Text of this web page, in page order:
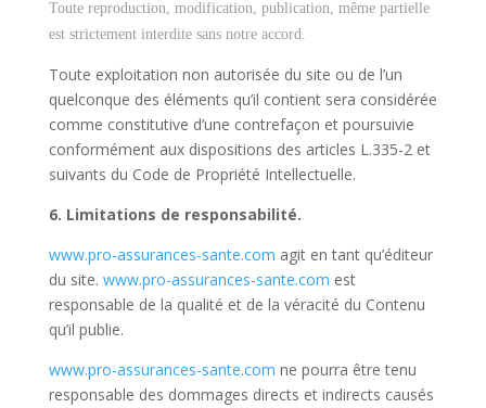
Toute reproduction, modification, publication, même partielle
est strictement interdite sans notre accord.
Toute exploitation non autorisée du site ou de l’un
quelconque des éléments qu’il contient sera considérée
comme constitutive d’une contrefaçon et poursuivie
conformément aux dispositions des articles L.335-2 et
suivants du Code de Propriété Intellectuelle.
6. Limitations de responsabilité.
www.pro-assurances-sante.com agit en tant qu’éditeur
du site. www.pro-assurances-sante.com est
responsable de la qualité et de la véracité du Contenu
qu’il publie.
www.pro-assurances-sante.com ne pourra être tenu
responsable des dommages directs et indirects causés